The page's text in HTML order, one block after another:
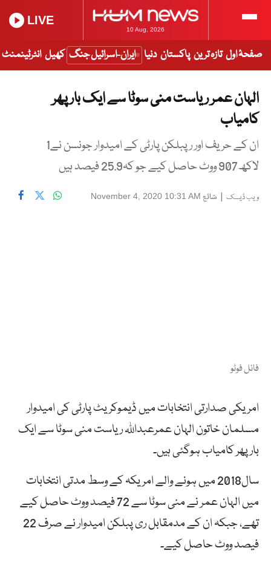
10 Aug, 2026
LIVE
صفحۂ اول تازہ ترین پاکستان دنیا ایران-اسرائیل جنگ کھیل انٹرٹینمنٹ
الہان عمر ریاست منی سوٹا سے ایک بار پھر
کامیاب
ان کے حریف اور رپبلکن پارٹی کے امیدوار جونسن نے1
لاکھ907 ووٹ حاصل کیے جو کہ25.9 فیصد ہیں
ویب ڈیسک | شائع November 4, 2020 10:31 AM
فائل فوٹو
امریکی صدارتی انتخابات میں ڈیموکریٹ پارٹی کی امیدوار
مسلمان خاتون الہان عمرعبداللہ ریاست منی سوٹا سے ایک
بار پھر کامیاب ہوگئی ہیں۔
سال2018 میں ہونے والے امریکہ کے وسط مدتی انتخابات
میں الہان عمر نے منی سوٹا سے 72 فیصد ووٹ حاصل کیے
تھے، جبکہ ان کے مدمقابل ری پبلکن امیدوار نے صرف 22
فیصد ووٹ حاصل کیے۔